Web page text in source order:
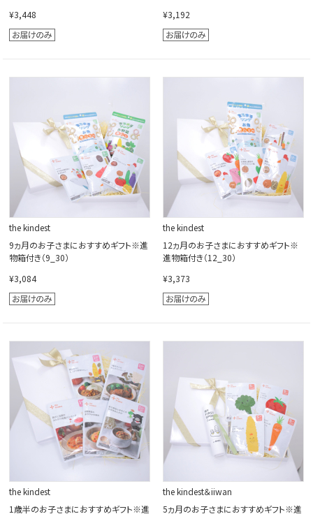
¥3,448
¥3,192
the kindest
9ヵ月のお子さまにおすすめギフト※進
物箱付き（9_30）
¥3,084
the kindest
12ヵ月のお子さまにおすすめギフト※
進物箱付き（12_30）
¥3,373
the kindest
1歳半のお子さまにおすすめギフト※進
the kindest＆iiwan
5ヵ月のお子さまにおすすめギフト※進